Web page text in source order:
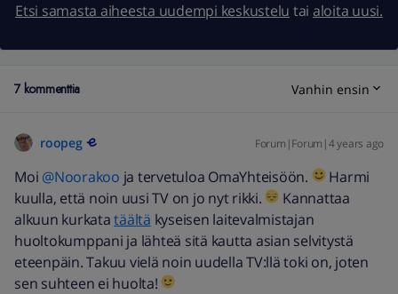
Etsi samasta aiheesta uudempi keskustelu tai aloita uusi.
7 kommenttia Vanhin ensin
roopeg Forum|Forum|4 years ago
Moi @Noorakoo ja tervetuloa OmaYhteisöön.
Harmi
kuulla, että noin uusi TV on jo nyt rikki.
Kannattaa
alkuun kurkatatäältä kyseisen laitevalmistajan
huoltokumppani ja lähteä sitä kautta asian selvitystä
eteenpäin. Takuu vielä noin uudella TV:llä toki on, joten
sen suhteen ei huolta!